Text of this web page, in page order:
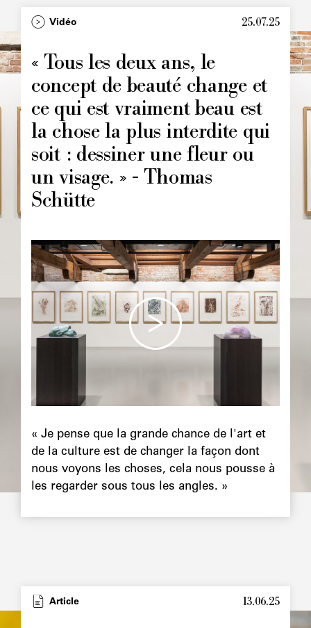
TypeVidéo 25.07.25
« Tous les deux ans, le
concept de beauté change et
ce qui est vraiment beau est
la chose la plus interdite qui
soit : dessiner une fleur ou
un visage. » - Thomas
Schütte
Image
principale
principale
« Je pense que la grande chance de l'art et
de la culture est de changer la façon dont
nous voyons les choses, cela nous pousse à
les regarder sous tous les angles. »
TypeArticle 13.06.25